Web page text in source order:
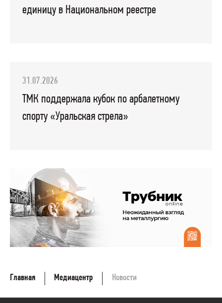
единицу в Национальном реестре
31.07.2026
ТМК поддержала кубок по арбалетному
спорту «Уральская стрела»
Главная Медиацентр Новости